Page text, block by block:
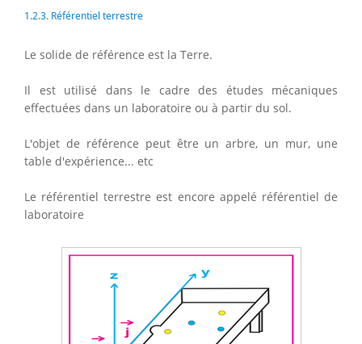
1.2.3. Référentiel terrestre
Le solide de référence est la Terre.
Il est utilisé dans le cadre des études mécaniques
effectuées dans un laboratoire ou à partir du sol.
L'objet de référence peut être un arbre, un mur, une
table d'expérience... etc
Le référentiel terrestre est encore appelé référentiel de
laboratoire